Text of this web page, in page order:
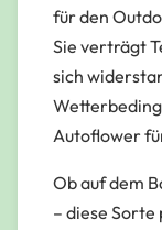
für den
Sie verträgt
sich
Autoflower
Ob auf dem
– diese Sorte